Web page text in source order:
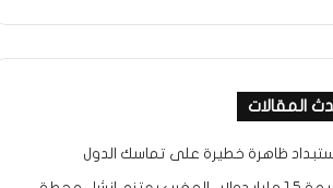
المقالات
ظاهرة خطيرة على تماسك الدول